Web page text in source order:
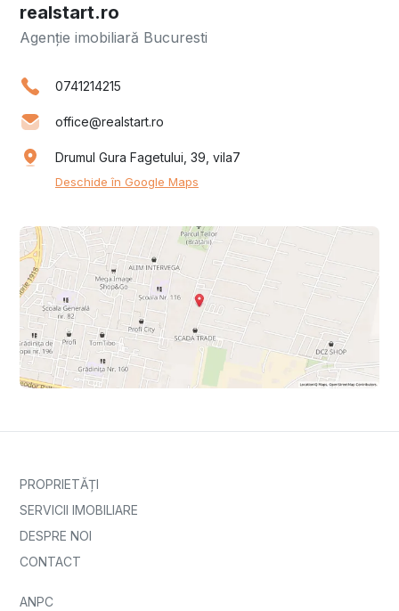
realstart.ro
Agenție imobiliară Bucuresti
0741214215
office@realstart.ro
Drumul Gura Fagetului, 39, vila7
Deschide în Google Maps
PROPRIETĂȚI
SERVICII IMOBILIARE
DESPRE NOI
CONTACT
ANPC